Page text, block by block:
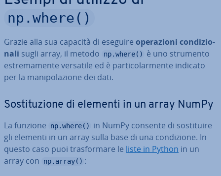
np.where()
Grazie alla sua capacità di eseguire ope­ra­zio­ni con­di­zio­
na­li sugli array, il metodo np.where()
è uno strumento
estre­ma­men­te versatile ed è par­ti­co­lar­men­te indicato
per la ma­ni­po­la­zio­ne dei dati.
So­sti­tu­zio­ne di elementi in un array NumPy
La funzione np.where()
in NumPy consente di so­sti­tui­re
gli elementi in un array sulla base di una con­di­zio­ne. In
questo caso puoi tra­sfor­ma­re le liste in Python in un
array con
np.array() :